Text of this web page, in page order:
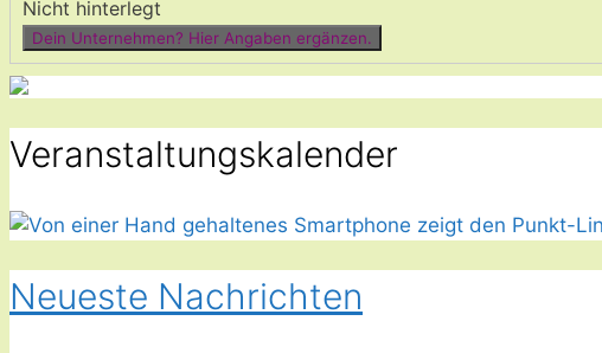
Nicht hinterlegt
Dein Unternehmen? Hier Angaben ergänzen.
Veranstaltungskalender
Neueste Nachrichten